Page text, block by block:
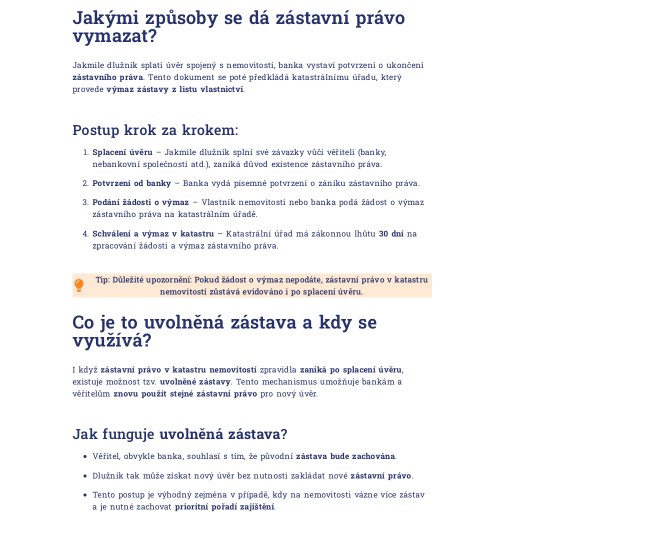
Jakými způsoby se dá zástavní právo
vymazat?
Jakmile dlužník splatí úvěr spojený s nemovitostí, banka vystaví potvrzení o ukončení
zástavního práva. Tento dokument se poté předkládá katastrálnímu úřadu, který
provedevýmaz zástavy z listu vlastnictví.
Postup krok za krokem:
Splacení úvěru – Jakmile dlužník splní své závazky vůči věřiteli (banky,
nebankovní společnosti atd.), zaniká důvod existence zástavního práva.
Potvrzení od banky – Banka vydá písemné potvrzení o zániku zástavního práva.
Podání žádosti o výmaz – Vlastník nemovitosti nebo banka podá žádost o výmaz
zástavního práva na katastrálním úřadě.
Schválení a výmaz v katastru – Katastrální úřad má zákonnou lhůtu 30 dní na
zpracování žádosti a výmaz zástavního práva.
Tip: Důležité upozornění: Pokud žádost o výmaz nepodáte, zástavní právo v katastru
nemovitostí zůstává evidováno i po splacení úvěru.
Co je to uvolněná zástava a kdy se
využívá?
I kdyžzástavní právo v katastru nemovitostí zpravidla zaniká po splacení úvěru,
existuje možnost tzv. uvolněné zástavy. Tento mechanismus umožňuje bankám a
věřitelům znovu použít stejné zástavní právo pro nový úvěr.
Jak funguje uvolněná zástava?
Věřitel, obvykle banka, souhlasí s tím, že původnízástava bude zachována.
Dlužník tak může získat nový úvěr bez nutnosti zakládat novézástavní právo.
Tento postup je výhodný zejména v případě, kdy na nemovitosti vázne více zástav
a je nutné zachovatprioritní pořadí zajištění.